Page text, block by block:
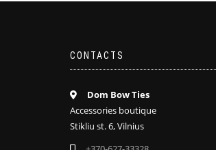
CONTACTS
Dom Bow Ties
Accessories boutique
Stikliu st. 6, Vilnius